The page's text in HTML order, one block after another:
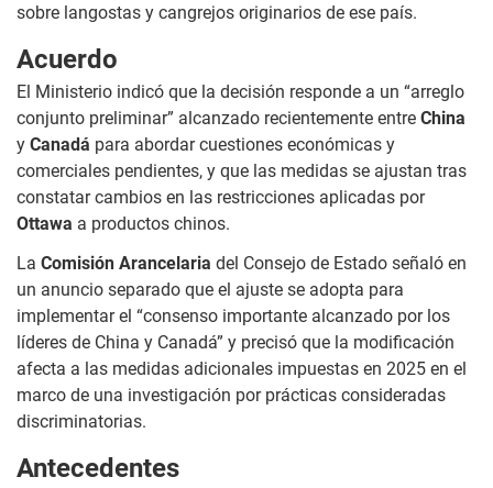
sobre langostas y cangrejos originarios de ese país.
Acuerdo
El Ministerio indicó que la decisión responde a un “arreglo
conjunto preliminar” alcanzado recientemente entre China
y Canadá para abordar cuestiones económicas y
comerciales pendientes, y que las medidas se ajustan tras
constatar cambios en las restricciones aplicadas por
Ottawa a productos chinos.
La Comisión Arancelaria del Consejo de Estado señaló en
un anuncio separado que el ajuste se adopta para
implementar el “consenso importante alcanzado por los
líderes de China y Canadá” y precisó que la modificación
afecta a las medidas adicionales impuestas en 2025 en el
marco de una investigación por prácticas consideradas
discriminatorias.
Antecedentes